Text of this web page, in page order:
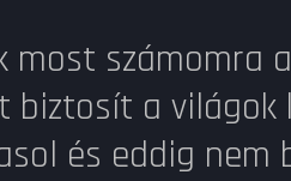
most számomra
a világok
és eddig nem